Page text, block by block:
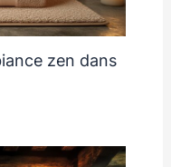
zen dans